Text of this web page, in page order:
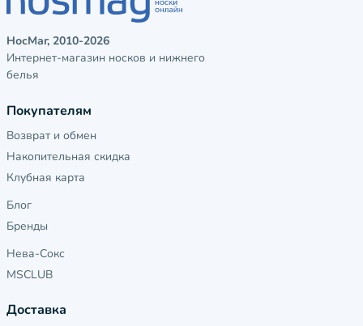
НосМаг, 2010-2026
Интернет-магазин носков и нижнего
белья
Покупателям
Возврат и обмен
Накопительная скидка
Клубная карта
Блог
Бренды
Нева-Сокс
MSCLUB
Доставка